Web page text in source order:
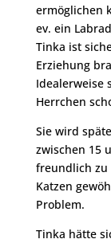
ermöglichen
ev. ein
Tinka ist
Erziehung
Idealerweise
Herrchen
Sie wird
zwischen 15
freundlich zu
Katzen
Problem.
Tinka hätte